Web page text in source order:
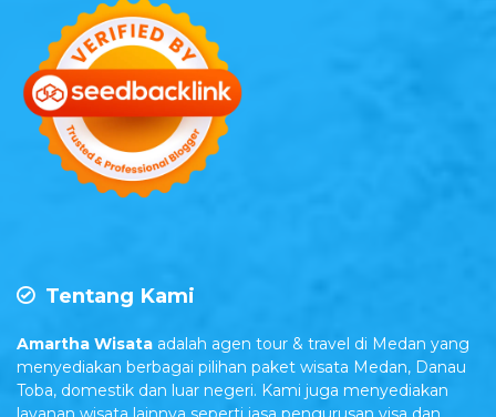
Tentang Kami
Amartha Wisata adalah agen tour & travel di Medan yang
menyediakan berbagai pilihan paket wisata Medan, Danau
Toba, domestik dan luar negeri. Kami juga menyediakan